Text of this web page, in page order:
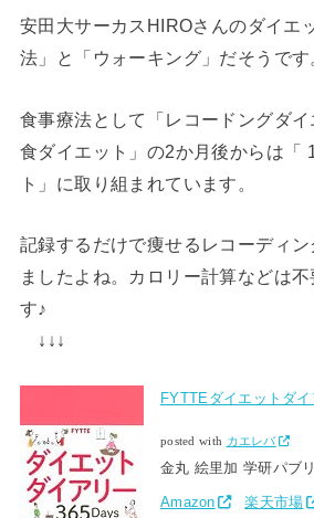
安田大サーカスHIROさんのダイエ
法」と「ウォーキング」だそうです
食事療法として「レコードングダ
食ダイエット」の2か月後からは「
ト」に取り組まれています。
記録するだけで痩せるレコーディ
ましたよね。カロリー計算などは
す♪
↓↓↓
FYTTEダイエットダ
posted with カエレバ
金丸 絵里加 学研パブ
Amazon 楽天市場